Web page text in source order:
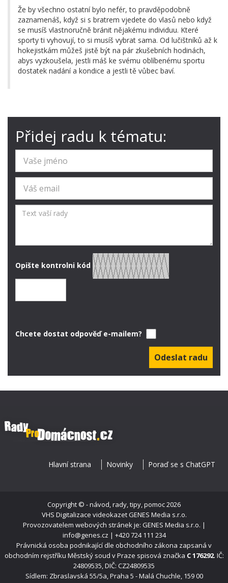
Že by všechno ostatní bylo nefér, to pravděpodobně
zaznamenáš, když si s bratrem vjedete do vlasů nebo když
se musíš vlastnoručně bránit nějakému individuu. Které
sporty ti vyhovují, to si musíš vybrat sama. Od lučištníků až k
hokejistkám můžeš jistě být na pár zkušebních hodinách,
abys vyzkoušela, jestli máš ke svému oblíbenému sportu
dostatek nadání a kondice a jestli tě vůbec baví.
Přidej radu k tématu:
Opište kontrolni kód
Chcete dostat odpověď e-mailem?
Hlavní strana Novinky Poraď se s ChatGPT
Copyright © - návod, rady, tipy, pomoc2026
VHS Digitalizace videokazetGENES Media s.r.o.
Provozovatelem webových stránek je: GENES Media s.r.o. |
info@genes.cz | +420 724 111 234
Právnická osoba podnikající dle obchodního zákona zapsaná v
obchodním rejstříku Městský soud v Praze spisová značka C 176292. IČ:
24809535, DIČ: CZ24809535
Sídlem: Zbraslavská 55/5a, Praha 5 - Malá Chuchle, 159 00